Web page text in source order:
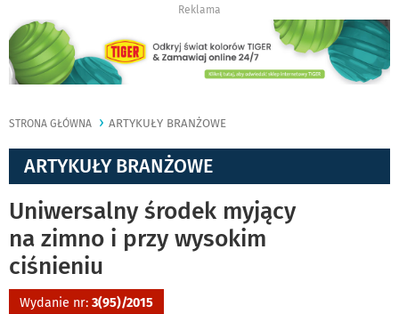
Reklama
STRONA GŁÓWNA ARTYKUŁY BRANŻOWE
ARTYKUŁY BRANŻOWE
Uniwersalny środek myjący
na zimno i przy wysokim
ciśnieniu
Wydanie nr: 3(95)/2015